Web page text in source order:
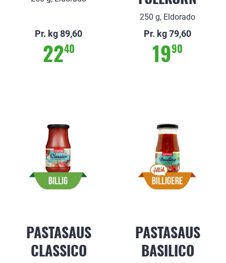
Pr. kg 89,60
2240
250 g, Eldorado
Pr. kg 79,60
1990
PASTASAUS
CLASSICO
PASTASAUS
BASILICO